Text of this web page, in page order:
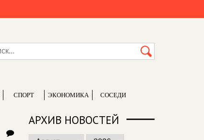
СПОРТ ЭКОНОМИКА СОСЕДИ
АРХИВ НОВОСТЕЙ